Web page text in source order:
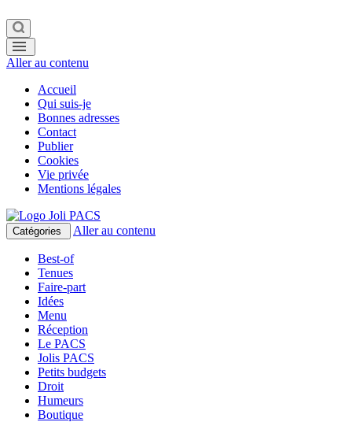
Aller au contenu
Accueil
Qui suis-je
Bonnes adresses
Contact
Publier
Cookies
Vie privée
Mentions légales
Catégories Aller au contenu
Best-of
Tenues
Faire-part
Idées
Menu
Réception
Le PACS
Jolis PACS
Petits budgets
Droit
Humeurs
Boutique